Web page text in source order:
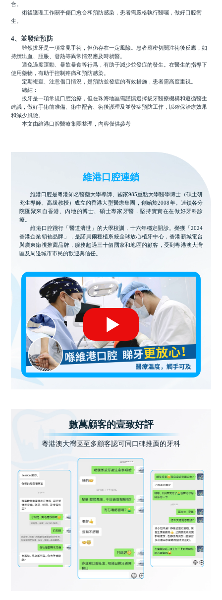
合。
術後護理工作關乎傷口愈合和預防感染，患者需嚴格執行醫囑，做好口腔衛
生。
4、並發症預防
雖然拔牙是一項常見手術，但仍存在一定風險。患者應密切關注術後反應，如
持續出血、腫脹、發熱等異常情況應及時就醫。
避免過度運動、暴飲暴食等行爲，有助于減少並發症的發生。在醫生的指導下
使用藥物，有助于控制疼痛和預防感染。
定期複查、注意傷口情況，是預防並發症的有效措施，患者需高度重視。
總結：
拔牙是一項常規口腔治療，但在珠海地區需謹慎選擇拔牙醫療機構和遵循醫生
建議，做好手術前准備、術中配合、術後護理及並發症預防工作，以確保治療效果
和減少風險。
本文由維港口腔醫療集團整理，內容僅供參考
維港口腔連鎖
維港口腔是粵港知名醫藥大學導師、國家985重點大學醫學博士（碩士研
究生導師、高級教授）成立的香港大型醫療集團，創始於2008年。連鎖各分
院匯聚來自香港、內地的博士、碩士專家牙醫，堅持實實在在做好牙科診
療。
維港口腔踐行「醫道濟世」的大學校訓，十六年穩定開診。榮獲「2024
香港企業領袖品牌」，是諾貝爾種植系統全球放心植牙中心，香港新城電台
與廣東衛視推薦品牌，服務超過三十個國家和地區的顧客，受到粵港澳大灣
區及周邊城市市民的歡迎與信任。
數萬顧客的壹致好評
粵港澳大灣區至多顧客認可同口碑推薦的牙科